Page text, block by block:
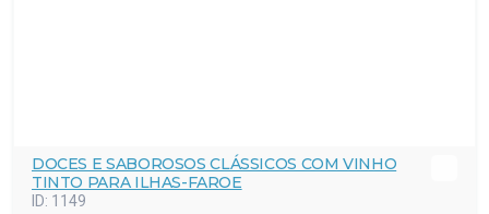
DOCES E SABOROSOS CLÁSSICOS COM VINHO
TINTO PARA ILHAS-FAROE
ID: 1149